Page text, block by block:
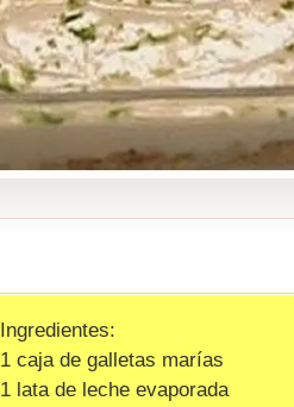
Ingredientes:
1 caja de galletas marías
1 lata de leche evaporada